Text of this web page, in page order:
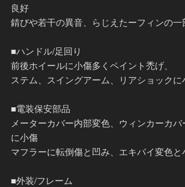
良好
錆びや若干の異音、らじえたーフィンの一
■ハンドル/足回り
前後ホイールに小傷多くペイント禿げ、
ステム、スイングアーム、リアショックに
■電装保安部品
メーターカバー内部変色、ウィンカーカ
に小傷
マフラーに転倒傷と凹み、エキパイ変色と
■外装/フレーム